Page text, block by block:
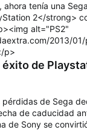
ahora tenía una
2</strong>
alt="PS2"
2013/01/
p>
éxito de
pérdidas de Sega
de caducidad
de Sony se